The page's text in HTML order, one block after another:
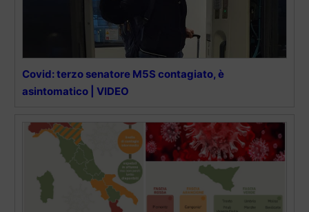
Covid: terzo senatore M5S contagiato, è
asintomatico | VIDEO